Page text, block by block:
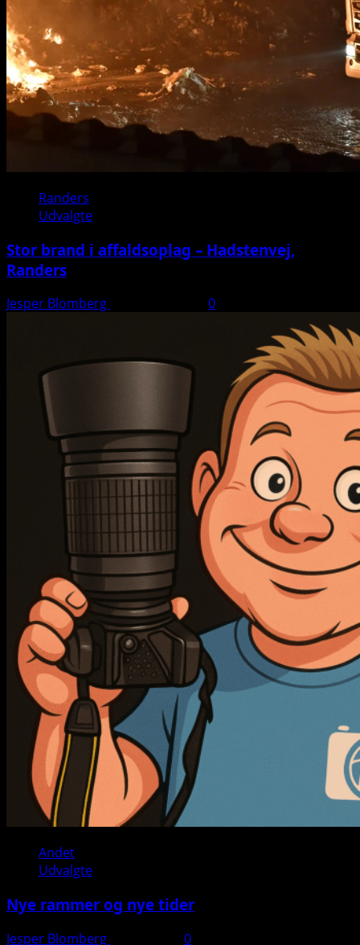
Randers
Udvalgte
Stor brand i affaldsoplag – Hadstenvej,
Randers
Jesper Blomberg 0
Andet
Udvalgte
Nye rammer og nye tider
Jesper Blomberg 0